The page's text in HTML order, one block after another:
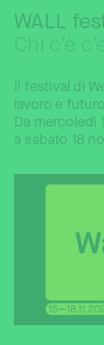
WALL
Il festival di
lavoro e futuro
Da mercoledì
a sabato 18